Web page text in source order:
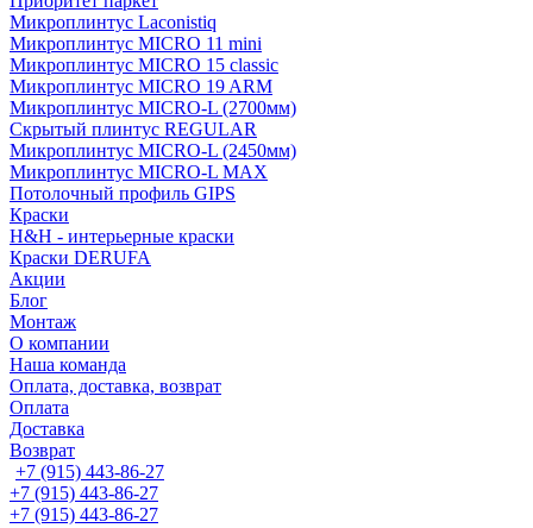
Микроплинтус Laconistiq
Микроплинтус MICRO 11 mini
Микроплинтус MICRO 15 classic
Микроплинтус MICRO 19 ARM
Микроплинтус MICRO-L (2700мм)
Скрытый плинтус REGULAR
Микроплинтус MICRO-L (2450мм)
Микроплинтус MICRO-L MAX
Потолочный профиль GIPS
Краски
H&H - интерьерные краски
Краски DERUFA
Акции
Блог
Монтаж
О компании
Наша команда
Оплата, доставка, возврат
Оплата
Доставка
Возврат
+7 (915) 443-86-27
+7 (915) 443-86-27
+7 (915) 443-86-27